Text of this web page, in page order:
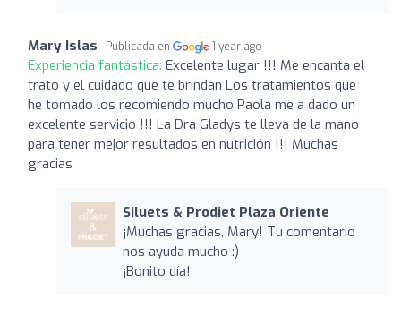
Mary Islas Publicada en 1 year ago
Experiencia fantástica: Excelente lugar !!! Me encanta el
trato y el cuidado que te brindan Los tratamientos que
he tomado los recomiendo mucho Paola me a dado un
excelente servicio !!! La Dra Gladys te lleva de la mano
para tener mejor resultados en nutrición !!! Muchas
gracias
Siluets & Prodiet Plaza Oriente
¡Muchas gracias, Mary! Tu comentario
nos ayuda mucho :)
¡Bonito día!